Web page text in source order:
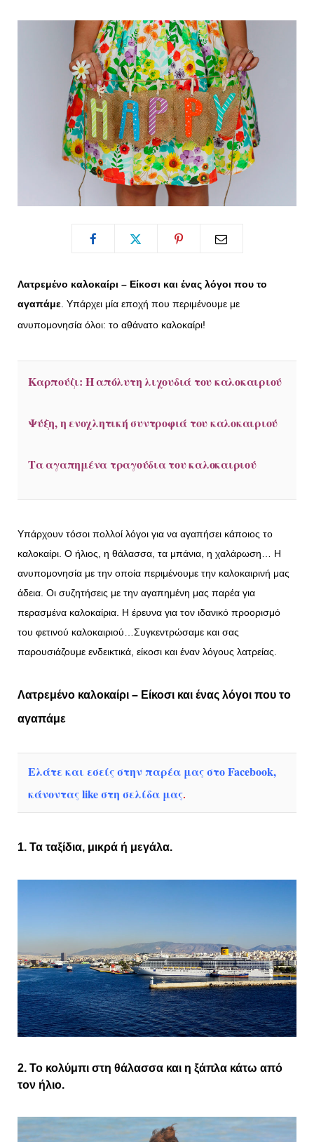
o
k
t
e
r
)
r
a
m
Λατρεμένο καλοκαίρι – Είκοσι και ένας λόγοι που το
αγαπάμε. Υπάρχει μία εποχή που περιμένουμε με
ανυπομονησία όλοι: το αθάνατο καλοκαίρι!
Καρπούζι: Η απόλυτη λιχουδιά του καλοκαιριού
Ψύξη, η ενοχλητική συντροφιά του καλοκαιριού
Τα αγαπημένα τραγούδια του καλοκαιριού
Υπάρχουν τόσοι πολλοί λόγοι για να αγαπήσει κάποιος το
καλοκαίρι. Ο ήλιος, η θάλασσα, τα μπάνια, η χαλάρωση… Η
ανυπομονησία με την οποία περιμένουμε την καλοκαιρινή μας
άδεια. Οι συζητήσεις με την αγαπημένη μας παρέα για
περασμένα καλοκαίρια. Η έρευνα για τον ιδανικό προορισμό
του φετινού καλοκαιριού…Συγκεντρώσαμε και σας
παρουσιάζουμε ενδεικτικά, είκοσι και έναν λόγους λατρείας.
Λατρεμένο καλοκαίρι – Είκοσι και ένας λόγοι που το
αγαπάμε
Ελάτε και εσείς στην παρέα μας στο Facebook,
κάνοντας like στη σελίδα μας.
1. Τα ταξίδια, μικρά ή μεγάλα.
2. Το κολύμπι στη θάλασσα και η ξάπλα κάτω από
τον ήλιο.